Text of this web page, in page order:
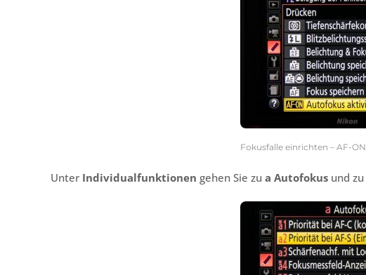
Fokusfalle einrichten – AF-ON
Unter Individualfunktionen gehen Sie zu a Autofokus und zu